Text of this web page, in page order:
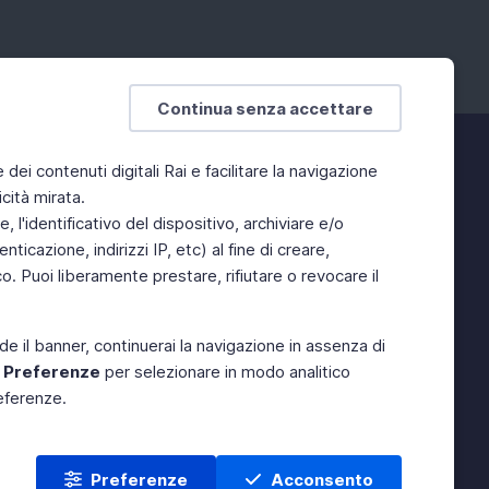
Continua senza accettare
contenuti digitali Rai e facilitare la navigazione
mirata.
l'identificativo del dispositivo, archiviare e/o
indirizzi IP, etc) al fine di creare,
Puoi liberamente prestare, rifiutare o revocare il
il banner, continuerai la navigazione in assenza di
Preferenze per selezionare in modo analitico
Preferenze Acconsento